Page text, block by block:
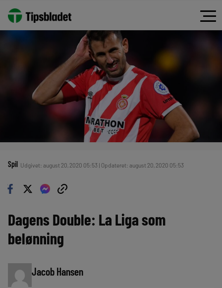
Spil Udgivet: august 20, 2020 05:53 | Opdateret: august 20, 2020 05:53
Dagens Double: La Liga som
belønning
Jacob Hansen